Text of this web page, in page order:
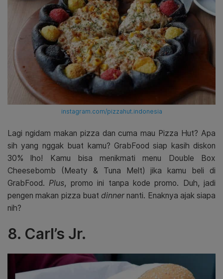
instagram.com/pizzahut.indonesia
Lagi ngidam makan pizza dan cuma mau Pizza Hut? Apa
sih yang nggak buat kamu? GrabFood siap kasih diskon
30% lho! Kamu bisa menikmati menu Double Box
Cheesebomb (Meaty & Tuna Melt) jika kamu beli di
GrabFood.Plus, promo ini tanpa kode promo. Duh, jadi
pengen makan pizza buat dinnernanti. Enaknya ajak siapa
nih?
8. Carl’s Jr.